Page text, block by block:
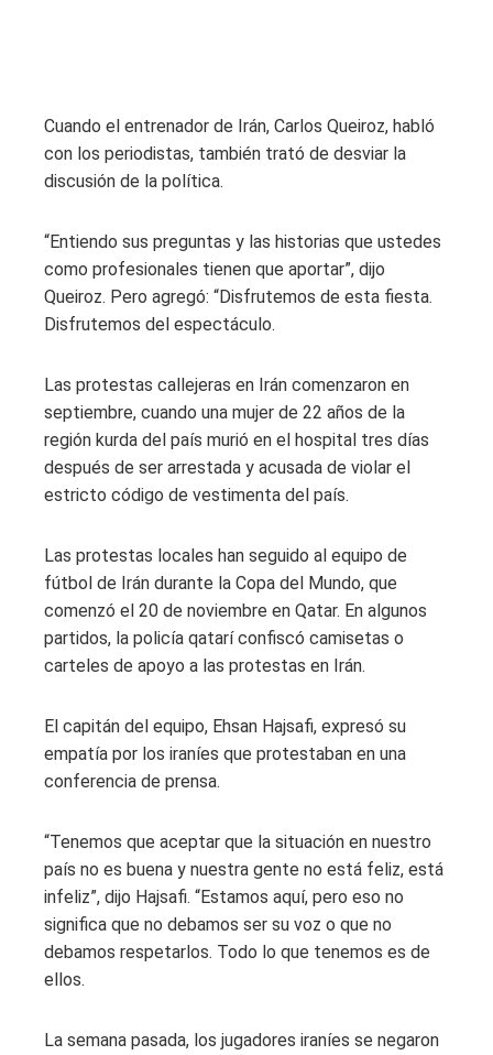
Cuando el entrenador de Irán, Carlos Queiroz, habló
con los periodistas, también trató de desviar la
discusión de la política.
“Entiendo sus preguntas y las historias que ustedes
como profesionales tienen que aportar”, dijo
Queiroz. Pero agregó: “Disfrutemos de esta fiesta.
Disfrutemos del espectáculo.
Las protestas callejeras en Irán comenzaron en
septiembre, cuando una mujer de 22 años de la
región kurda del país murió en el hospital tres días
después de ser arrestada y acusada de violar el
estricto código de vestimenta del país.
Las protestas locales han seguido al equipo de
fútbol de Irán durante la Copa del Mundo, que
comenzó el 20 de noviembre en Qatar. En algunos
partidos, la policía qatarí confiscó camisetas o
carteles de apoyo a las protestas en Irán.
El capitán del equipo, Ehsan Hajsafi, expresó su
empatía por los iraníes que protestaban en una
conferencia de prensa.
“Tenemos que aceptar que la situación en nuestro
país no es buena y nuestra gente no está feliz, está
infeliz”, dijo Hajsafi. “Estamos aquí, pero eso no
significa que no debamos ser su voz o que no
debamos respetarlos. Todo lo que tenemos es de
ellos.
La semana pasada, los jugadores iraníes se negaron